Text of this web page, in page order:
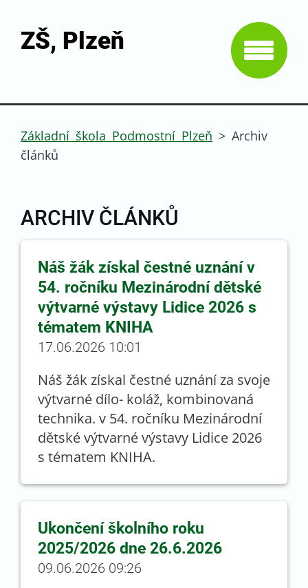
ZŠ, Plzeň
Základní škola Podmostní Plzeň > Archiv
článků
ARCHIV ČLÁNKŮ
Náš žák získal čestné uznání v
54. ročníku Mezinárodní dětské
výtvarné výstavy Lidice 2026 s
tématem KNIHA
17.06.2026 10:01
Náš žák získal čestné uznání za svoje
výtvarné dílo- koláž, kombinovaná
technika. v 54. ročníku Mezinárodní
dětské výtvarné výstavy Lidice 2026
s tématem KNIHA.
Ukončení školního roku
2025/2026 dne 26.6.2026
09.06.2026 09:26